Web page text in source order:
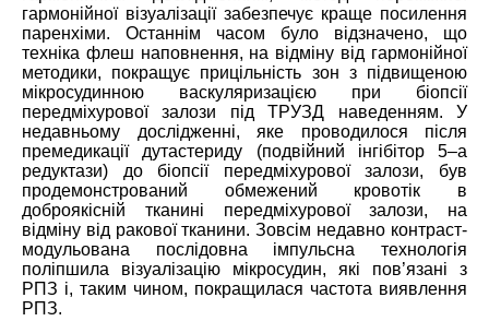
гармонійної візуалізації забезпечує краще посилення
паренхіми. Останнім часом було відзначено, що
техніка флеш наповнення, на відміну від гармонійної
методики, покращує прицільність зон з підвищеною
мікросудинною васкуляризацією при біопсії
передміхурової залози під ТРУЗД наведенням. У
недавньому дослідженні, яке проводилося після
премедикації дутастериду (подвійний інгібітор 5–а
редуктази) до біопсії передміхурової залози, був
продемонстрований обмежений кровотік в
доброякісній тканині передміхурової залози, на
відміну від ракової тканини. Зовсім недавно контраст-
модульована послідовна імпульсна технологія
поліпшила візуалізацію мікросудин, які пов’язані з
РПЗ і, таким чином, покращилася частота виявлення
РПЗ.